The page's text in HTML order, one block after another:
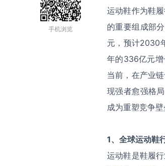
手机浏览
运动鞋作为鞋
的重要组成部
元，预计2030
年的336亿元
当前，在产业
现强者愈强格
成为重塑竞争壁
1、 全球运动鞋
运动鞋是鞋履